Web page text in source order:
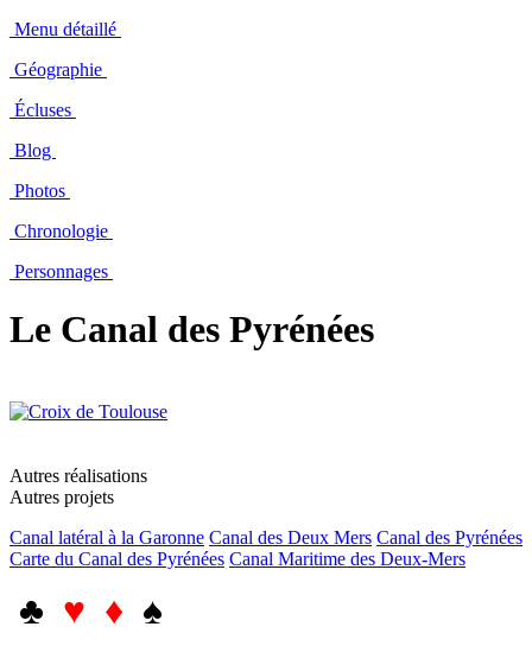
Menu détaillé
Géographie
Écluses
Blog
Photos
Chronologie
Personnages
Le Canal des Pyrénées
Autres réalisations
Autres projets
Canal latéral à la Garonne Canal des Deux Mers Canal des Pyrénées
Carte du Canal des Pyrénées Canal Maritime des Deux-Mers
♣ ♥ ♦ ♠